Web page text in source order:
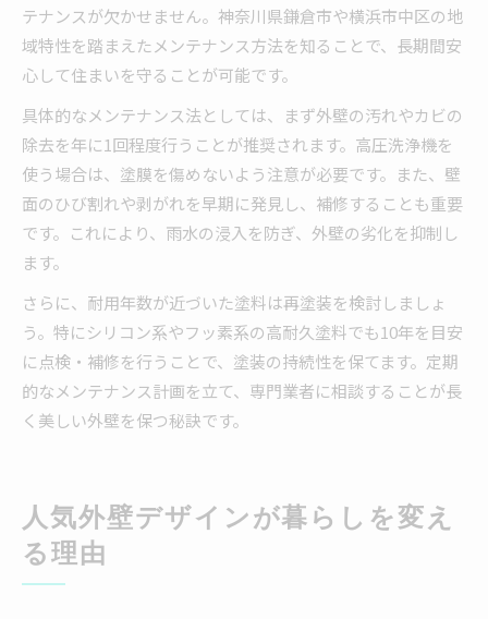
テナンスが欠かせません。神奈川県鎌倉市や横浜市中区の地
域特性を踏まえたメンテナンス方法を知ることで、長期間安
心して住まいを守ることが可能です。
具体的なメンテナンス法としては、まず外壁の汚れやカビの
除去を年に1回程度行うことが推奨されます。高圧洗浄機を
使う場合は、塗膜を傷めないよう注意が必要です。また、壁
面のひび割れや剥がれを早期に発見し、補修することも重要
です。これにより、雨水の浸入を防ぎ、外壁の劣化を抑制し
ます。
さらに、耐用年数が近づいた塗料は再塗装を検討しましょ
う。特にシリコン系やフッ素系の高耐久塗料でも10年を目安
に点検・補修を行うことで、塗装の持続性を保てます。定期
的なメンテナンス計画を立て、専門業者に相談することが長
く美しい外壁を保つ秘訣です。
人気外壁デザインが暮らしを変え
る理由